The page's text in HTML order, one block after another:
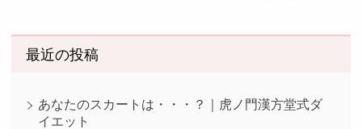
最近の投稿
あなたのスカートは・・・？｜虎ノ門漢方堂式ダ
イエット